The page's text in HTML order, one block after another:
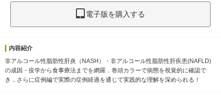
電子版を購入する
内容紹介
非アルコール性脂肪性肝炎（NASH）・非アルコール性脂肪性肝疾患(NAFLD)
の成因・疫学から食事療法までを網羅．巻頭カラーで病態を視覚的に確認で
き，さらに症例編で実際の症例経過を通じて実践的な理解を深められる！